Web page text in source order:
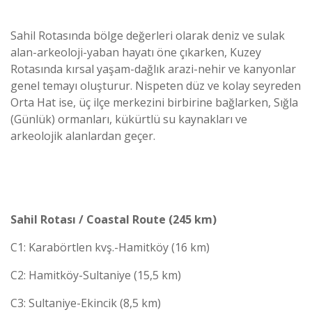
Sahil Rotasında bölge değerleri olarak deniz ve sulak
alan-arkeoloji-yaban hayatı öne çıkarken, Kuzey
Rotasında kırsal yaşam-dağlık arazi-nehir ve kanyonlar
genel temayı oluşturur. Nispeten düz ve kolay seyreden
Orta Hat ise, üç ilçe merkezini birbirine bağlarken, Sığla
(Günlük) ormanları, kükürtlü su kaynakları ve
arkeolojik alanlardan geçer.
Sahil Rotası / Coastal Route (245 km)
C1: Karabörtlen kvş.-Hamitköy (16 km)
C2: Hamitköy-Sultaniye (15,5 km)
C3: Sultaniye-Ekincik (8,5 km)